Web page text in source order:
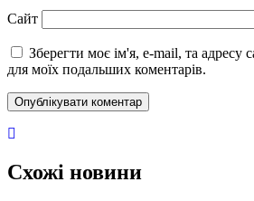
Сайт
Зберегти моє ім'я, e-mail, та адресу
для моїх подальших коментарів.
Схожі новини